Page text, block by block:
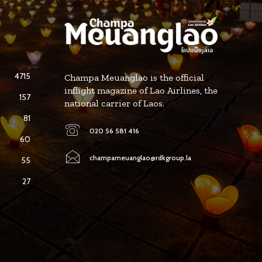
4715
157
81
60
55
27
Champa Meuanglao is the official
inflight magazine of Lao Airlines, the
national carrier of Laos.
020 56 581 416
champameuanglao@rdkgroup.la